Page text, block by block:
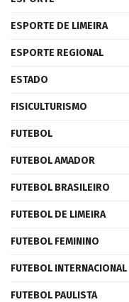
ESPORTE DE LIMEIRA
ESPORTE REGIONAL
ESTADO
FISICULTURISMO
FUTEBOL
FUTEBOL AMADOR
FUTEBOL BRASILEIRO
FUTEBOL DE LIMEIRA
FUTEBOL FEMININO
FUTEBOL INTERNACIONAL
FUTEBOL PAULISTA